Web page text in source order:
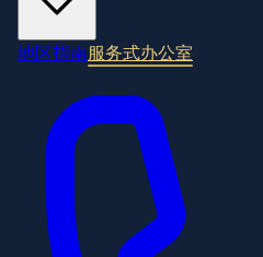
地区指南服务式办公室